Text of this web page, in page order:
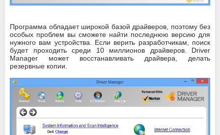
Программа обладает широкой базой драйверов, поэтому без
особых проблем вы сможете найти последнюю версию для
нужного вам устройства. Если верить разработчикам, поиск
будет проходить среди 10 миллионов драйверов. Driver
Manager может восстанавливать драйвера, делать
резервные копии.